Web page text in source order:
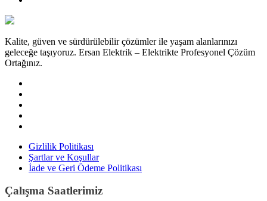
Kalite, güven ve sürdürülebilir çözümler ile yaşam alanlarınızı
geleceğe taşıyoruz. Ersan Elektrik – Elektrikte Profesyonel Çözüm
Ortağınız.
Gizlilik Politikası
Şartlar ve Koşullar
İade ve Geri Ödeme Politikası
Çalışma Saatlerimiz